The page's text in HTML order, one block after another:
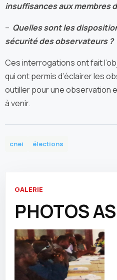
insuffisances aux membres
– Quelles sont les
sécurité des observateurs ?
Ces interrogations ont fait
qui ont permis d’éclairer les
outiller pour une observation
à venir.
cnei élections
GALERIE
PHOTOS